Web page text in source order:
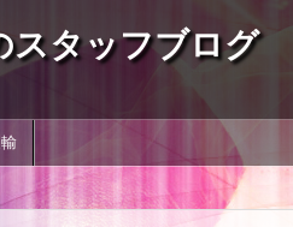
スタッフブログ